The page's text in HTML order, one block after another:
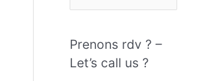
h
e
Prenons rdv ? –
Let’s call us ?